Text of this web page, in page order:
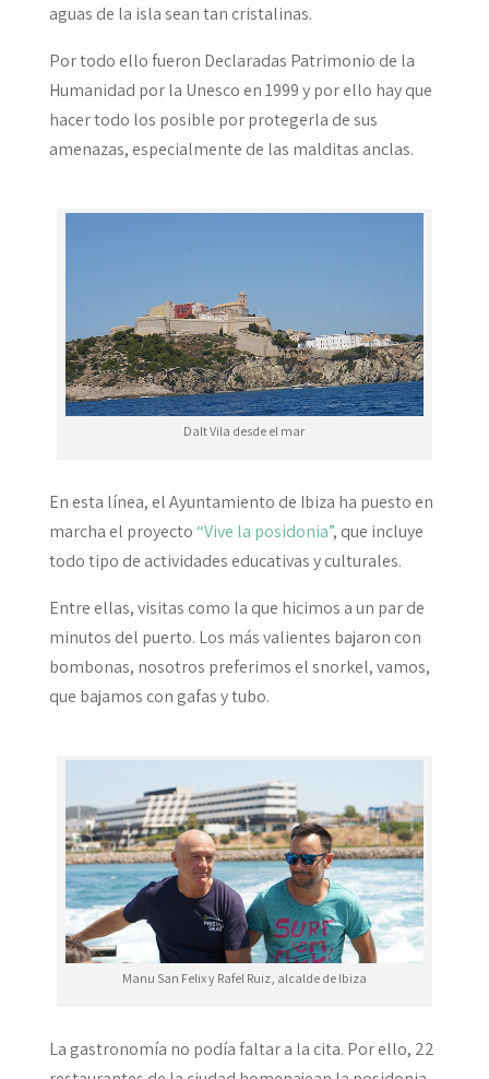
aguas de la isla sean tan cristalinas.
Por todo ello fueron Declaradas Patrimonio de la
Humanidad por la Unesco en 1999 y por ello hay que
hacer todo los posible por protegerla de sus
amenazas, especialmente de las malditas anclas.
Dalt Vila desde el mar
En esta línea, el Ayuntamiento de Ibiza ha puesto en
marcha el proyecto “Vive la posidonia”, que incluye
todo tipo de actividades educativas y culturales.
Entre ellas, visitas como la que hicimos a un par de
minutos del puerto. Los más valientes bajaron con
bombonas, nosotros preferimos el snorkel, vamos,
que bajamos con gafas y tubo.
Manu San Felix y Rafel Ruiz, alcalde de Ibiza
La gastronomía no podía faltar a la cita. Por ello, 22